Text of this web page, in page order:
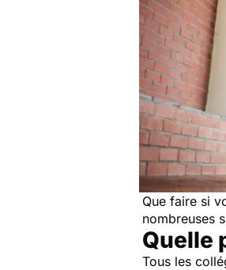
Que faire si
nombreuses
Quelle
Tous les